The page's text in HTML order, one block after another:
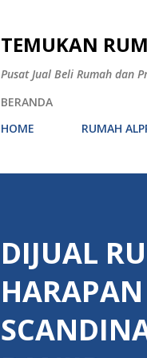
TEMUKAN
Pusat Jual Beli Rumah dan
BERANDA
HOME
RUMAH
DIJUAL